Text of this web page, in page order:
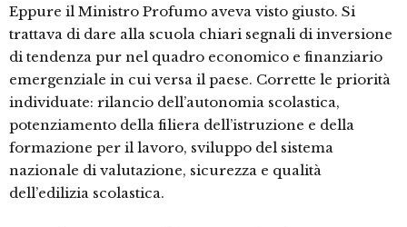
Eppure il Ministro Profumo aveva visto giusto. Si
trattava di dare alla scuola chiari segnali di inversione
di tendenza pur nel quadro economico e finanziario
emergenziale in cui versa il paese. Corrette le priorità
individuate: rilancio dell’autonomia scolastica,
potenziamento della filiera dell’istruzione e della
formazione per il lavoro, sviluppo del sistema
nazionale di valutazione, sicurezza e qualità
dell’edilizia scolastica.